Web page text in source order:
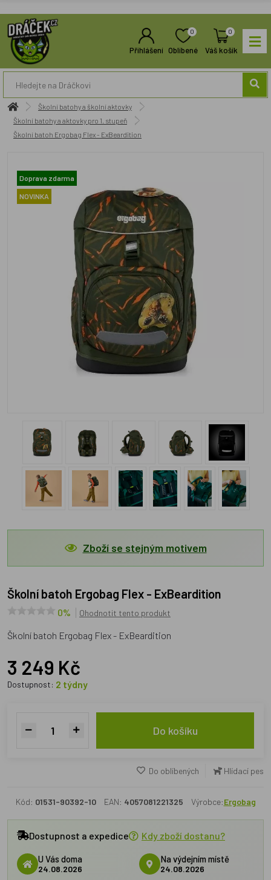
Přihlášení
0
Oblíbené
0
Váš košík
Školní batohy a školní aktovky
Školní batohy a aktovky pro 1. stupeň
Školní batoh Ergobag Flex - ExBeardition
Doprava zdarma
NOVINKA
Zboží se stejným motivem
Školní batoh Ergobag Flex - ExBeardition
0% Ohodnotit tento produkt
Školní batoh Ergobag Flex - ExBeardition
3 249 Kč
Dostupnost: 2 týdny
Do košíku
Do oblíbených Hlídací pes
Kód: 01531-90392-10 EAN: 4057081221325 Výrobce:Ergobag
Dostupnost a expedice Kdy zboží dostanu?
U Vás doma
24.08.2026
Na výdejním místě
24.08.2026